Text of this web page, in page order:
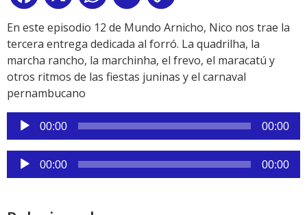
Link
En este episodio 12 de Mundo Arnicho, Nico nos trae la
tercera entrega dedicada al forró. La quadrilha, la
marcha rancho, la marchinha, el frevo, el maracatú y
otros ritmos de las fiestas juninas y el carnaval
pernambucano
Reproductor
de
audio
00:00 00:00
Reproductor
de
00:00 00:00